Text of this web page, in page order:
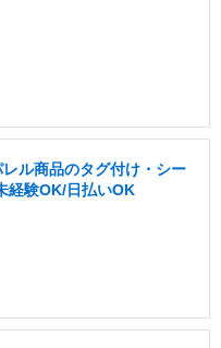
ル商品のタグ付け・シー
経験OK/日払いOK